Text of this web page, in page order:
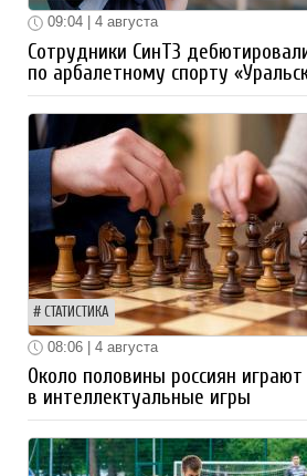
09:04 | 4 августа
Сотрудники СинТЗ
по арбалетному спорту
СТАТИСТИКА
08:06 | 4 августа
Около половины россиян играют
в интеллектуальные игры